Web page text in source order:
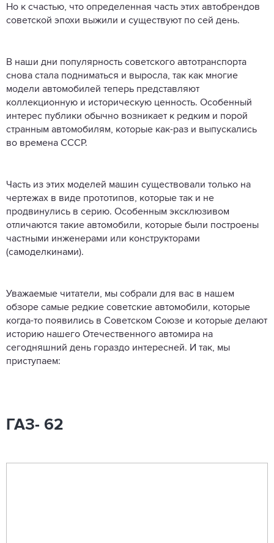
Но к счастью, что определенная часть этих автобрендов
советской эпохи выжили и существуют по сей день.
В наши дни популярность советского автотранспорта
снова стала подниматься и выросла, так как многие
модели автомобилей теперь представляют
коллекционную и историческую ценность. Особенный
интерес публики обычно возникает к редким и порой
странным автомобилям, которые как-раз и выпускались
во времена СССР.
Часть из этих моделей машин существовали только на
чертежах в виде прототипов, которые так и не
продвинулись в серию. Особенным эксклюзивом
отличаются такие автомобили, которые были построены
частными инженерами или конструкторами
(самоделкинами).
Уважаемые читатели, мы собрали для вас в нашем
обзоре самые редкие советские автомобили, которые
когда-то появились в Советском Союзе и которые делают
историю нашего Отечественного автомира на
сегодняшний день гораздо интересней. И так, мы
приступаем:
ГАЗ- 62